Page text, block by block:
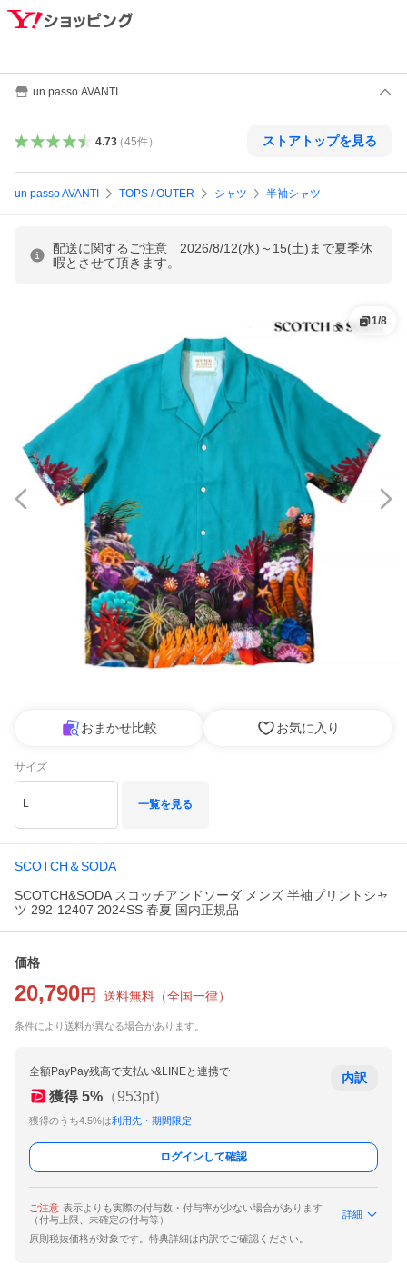
un passo AVANTI
4.73（45件） ストアトップを見る
un passo AVANTI TOPS / OUTER シャツ 半袖シャツ
配送に関するご注意 2026/8/12(水)～15(土)まで夏季休
暇とさせて頂きます。
1/8
おまかせ比較 お気に入り
サイズ
L 一覧を見る
SCOTCH＆SODA
SCOTCH&SODA スコッチアンドソーダ メンズ 半袖プリントシャ
ツ 292-12407 2024SS 春夏 国内正規品
価格
20,790 円 送料無料 （全国一律）
条件により送料が異なる場合があります。
全額PayPay残高で支払い&LINEと連携で
獲得 5% （953pt）
獲得のうち4.5%は利用先・期間限定
内訳
ログインして確認
ご注意 表示よりも実際の付与数・付与率が少ない場合があります
（付与上限、未確定の付与等）
詳細
原則税抜価格が対象です。特典詳細は内訳でご確認ください。